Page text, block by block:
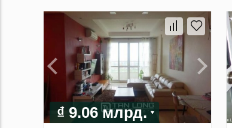
₫ 9.06 млрд.